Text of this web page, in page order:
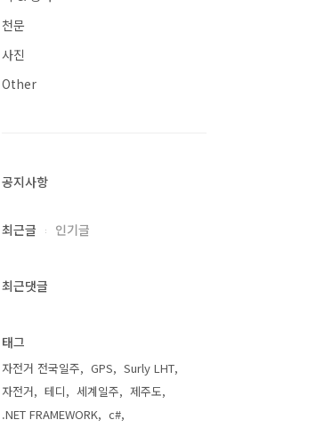
천문
사진
Other
공지사항
최근글 인기글
최근댓글
태그
자전거 전국일주 GPS
Surly LHT
자전거
테디 세계일주
제주도
.NET FRAMEWORK
c#